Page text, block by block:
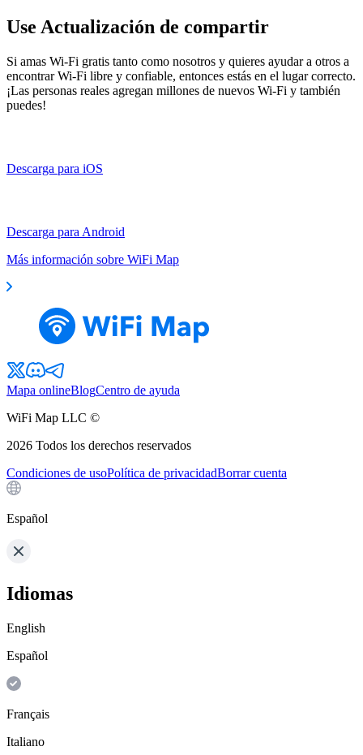
Use Actualización de compartir
Si amas Wi-Fi gratis tanto como nosotros y quieres ayudar a otros a
encontrar Wi-Fi libre y confiable, entonces estás en el lugar correcto.
¡Las personas reales agregan millones de nuevos Wi-Fi y también
puedes!
Descarga para iOS
Descarga para Android
Más información sobre WiFi Map
Mapa onlineBlogCentro de ayuda
WiFi Map LLC ©
2026 Todos los derechos reservados
Condiciones de usoPolítica de privacidadBorrar cuenta
Español
Idiomas
English
Español
Français
Italiano